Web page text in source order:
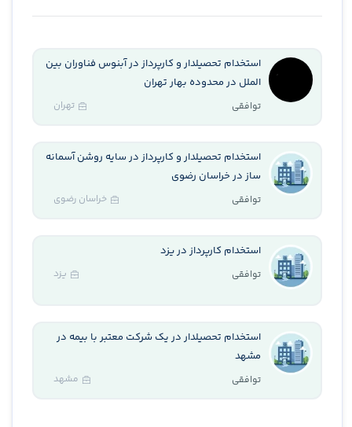
استخدام تحصیلدار و کارپرداز در آبنوس فناوران بین
الملل در محدوده بهار تهران
توافقی تهران
استخدام تحصیلدار و کارپرداز در سایه روشن آسمانه
ساز در خراسان رضوی
توافقی خراسان رضوی
استخدام کارپرداز در یزد
توافقی یزد
استخدام تحصیلدار در یک شرکت معتبر با بیمه در
مشهد
توافقی مشهد